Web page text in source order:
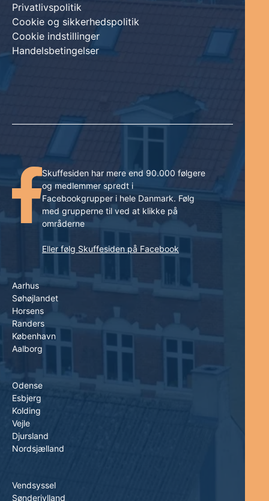
Privatlivspolitik
Cookie og sikkerhedspolitik
Cookie indstillinger
Handelsbetingelser
Skuffesiden har mere end 90.000 følgere
og medlemmer spredt i
Facebookgrupper i hele Danmark. Følg
med grupperne til ved at klikke på
områderne
Eller følg Skuffesiden på Facebook
Aarhus
Søhøjlandet
Horsens
Randers
København
Aalborg
Odense
Esbjerg
Kolding
Vejle
Djursland
Nordsjælland
Vendsyssel
Sønderjylland